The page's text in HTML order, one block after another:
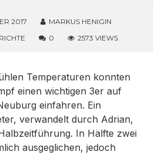
2017
MARKUS HENIGIN
0 2573 VIEWS
Temperaturen konnten
einen wichtigen 3er auf
einfahren. Ein
verwandelt durch Adrian,
In Hälfte zwei
ausgeglichen, jedoch